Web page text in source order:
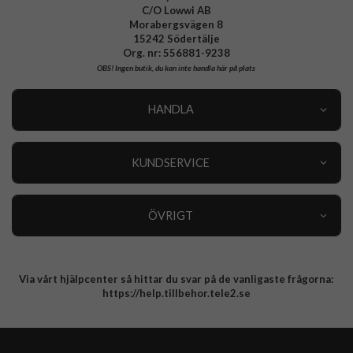
C/O Lowwi AB
Morabergsvägen 8
15242 Södertälje
Org. nr: 556881-9238
OBS!Ingen butik, du kan inte handla här på plats
HANDLA
KUNDSERVICE
ÖVRIGT
Integritetspolicy
Via vårt hjälpcenter så hittar du svar på de vanligaste frågorna:
https://help.tillbehor.tele2.se